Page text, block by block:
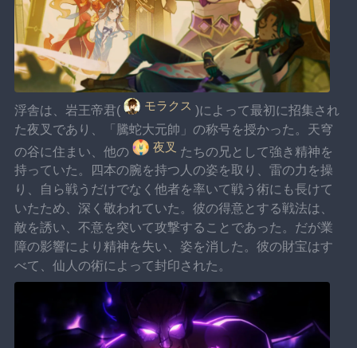
浮舎は、岩王帝君( モラクス )によって最初に招集され
た夜叉であり、「騰蛇大元帥」の称号を授かった。天穹
の谷に住まい、他の
夜叉 たちの兄として強き精神を
持っていた。四本の腕を持つ人の姿を取り、雷の力を操
り、自ら戦うだけでなく他者を率いて戦う術にも長けて
いたため、深く敬われていた。彼の得意とする戦法は、
敵を誘い、不意を突いて攻撃することであった。だが業
障の影響により精神を失い、姿を消した。彼の財宝はす
べて、仙人の術によって封印された。